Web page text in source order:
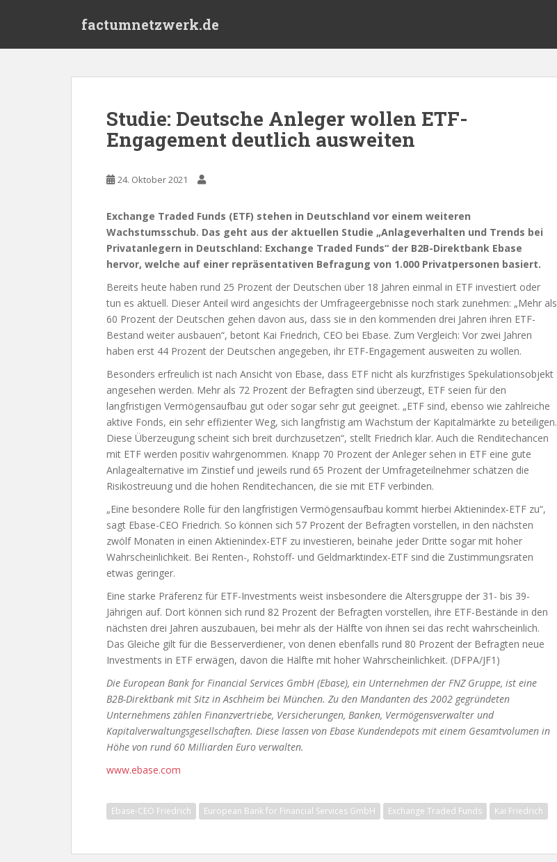
factumnetzwerk.de
Studie: Deutsche Anleger wollen ETF-
Engagement deutlich ausweiten
24. Oktober 2021
Exchange Traded Funds (ETF) stehen in Deutschland vor einem weiteren
Wachstumsschub. Das geht aus der aktuellen Studie „Anlageverhalten und Trends bei
Privatanlegern in Deutschland: Exchange Traded Funds“ der B2B-Direktbank Ebase
hervor, welche auf einer repräsentativen Befragung von 1.000 Privatpersonen basiert.
Bereits heute haben rund 25 Prozent der Deutschen über 18 Jahren einmal in ETF investiert oder
tun es aktuell. Dieser Anteil wird angesichts der Umfrageergebnisse noch stark zunehmen: „Mehr als
60 Prozent der Deutschen gehen davon aus, dass sie in den kommenden drei Jahren ihren ETF-
Bestand weiter ausbauen“, betont Kai Friedrich, CEO bei Ebase. Zum Vergleich: Vor zwei Jahren
haben erst 44 Prozent der Deutschen angegeben, ihr ETF-Engagement ausweiten zu wollen.
Besonders erfreulich ist nach Ansicht von Ebase, dass ETF nicht als kurzfristiges Spekulationsobjekt
angesehen werden. Mehr als 72 Prozent der Befragten sind überzeugt, ETF seien für den
langfristigen Vermögensaufbau gut oder sogar sehr gut geeignet. „ETF sind, ebenso wie zahlreiche
aktive Fonds, ein sehr effizienter Weg, sich langfristig am Wachstum der Kapitalmärkte zu beteiligen.
Diese Überzeugung scheint sich breit durchzusetzen“, stellt Friedrich klar. Auch die Renditechancen
mit ETF werden positiv wahrgenommen. Knapp 70 Prozent der Anleger sehen in ETF eine gute
Anlagealternative im Zinstief und jeweils rund 65 Prozent der Umfrageteilnehmer schätzen die
Risikostreuung und die hohen Renditechancen, die sie mit ETF verbinden.
„Eine besondere Rolle für den langfristigen Vermögensaufbau kommt hierbei Aktienindex-ETF zu“,
sagt Ebase-CEO Friedrich. So können sich 57 Prozent der Befragten vorstellen, in den nächsten
zwölf Monaten in einen Aktienindex-ETF zu investieren, beinahe jeder Dritte sogar mit hoher
Wahrscheinlichkeit. Bei Renten-, Rohstoff- und Geldmarktindex-ETF sind die Zustimmungsraten
etwas geringer.
Eine starke Präferenz für ETF-Investments weist insbesondere die Altersgruppe der 31- bis 39-
Jährigen auf. Dort können sich rund 82 Prozent der Befragten vorstellen, ihre ETF-Bestände in den
nächsten drei Jahren auszubauen, bei mehr als der Hälfte von ihnen sei das recht wahrscheinlich.
Das Gleiche gilt für die Besserverdiener, von denen ebenfalls rund 80 Prozent der Befragten neue
Investments in ETF erwägen, davon die Hälfte mit hoher Wahrscheinlichkeit. (DFPA/JF1)
Die European Bank for Financial Services GmbH (Ebase), ein Unternehmen der FNZ Gruppe, ist eine
B2B-Direktbank mit Sitz in Aschheim bei München. Zu den Mandanten des 2002 gegründeten
Unternehmens zählen Finanzvertriebe, Versicherungen, Banken, Vermögensverwalter und
Kapitalverwaltungsgesellschaften. Diese lassen von Ebase Kundendepots mit einem Gesamtvolumen in
Höhe von rund 60 Milliarden Euro verwalten.
www.ebase.com
Ebase-CEO Friedrich European Bank for Financial Services GmbH Exchange Traded Funds Kai Friedrich